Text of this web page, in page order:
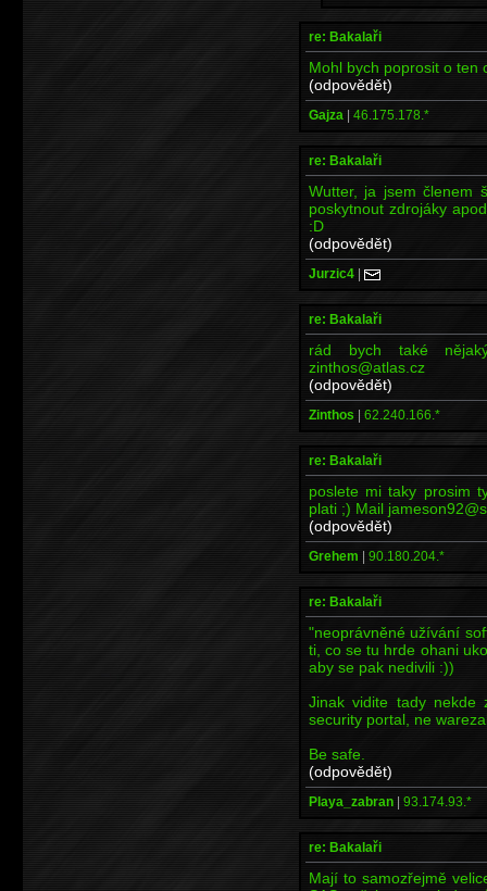
re: Bakalaři
Mohl bych poprosit o ten
(odpovědět)
Gajza | 46.175.178.*
re: Bakalaři
Wutter, ja jsem členem
poskytnout zdrojáky
:D
(odpovědět)
Jurzic4 |
re: Bakalaři
rád bych také
zinthos@atlas.cz
(odpovědět)
Zinthos | 62.240.166.*
re: Bakalaři
poslete mi taky prosim
plati ;) Mail
(odpovědět)
Grehem | 90.180.204.*
re: Bakalaři
"neoprávněné užívání
ti, co se tu hrde ohani
aby se pak nedivili :))
Jinak vidite tady nekde
security portal, ne
Be safe.
(odpovědět)
Playa_zabran | 93.174.93.*
re: Bakalaři
Mají to samozřejmě